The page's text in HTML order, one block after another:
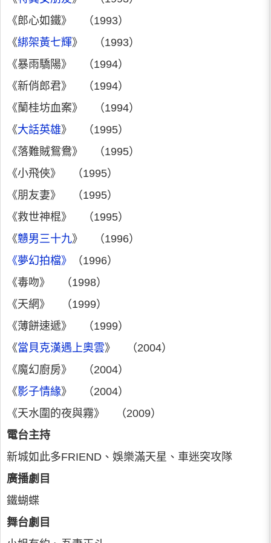
《郎心如鐵》 （1993）
《綁架黃七輝》 （1993）
《暴雨驕陽》 （1994）
《新俏郎君》 （1994）
《蘭桂坊血案》 （1994）
《大話英雄》 （1995）
《落難賊鴛鴦》 （1995）
《小飛俠》 （1995）
《朋友妻》 （1995）
《救世神棍》 （1995）
《戇男三十九》 （1996）
《夢幻拍檔》
（1996）
《毒吻》 （1998）
《天網》 （1999）
《薄餅速遞》 （1999）
《當貝克漢遇上奧雲》 （2004）
《魔幻廚房》 （2004）
《影子情緣》 （2004）
《天水圍的夜與霧》 （2009）
電台主持
新城如此多FRIEND、娛樂滿天星、車迷突攻隊
廣播劇目
鐵蝴蝶
舞台劇目